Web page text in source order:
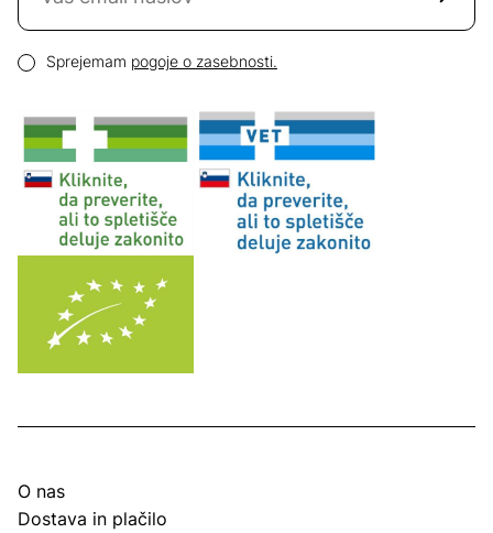
Pogoji zasebnosti
Sprejemam pogoje o zasebnosti.
O nas
Dostava in plačilo